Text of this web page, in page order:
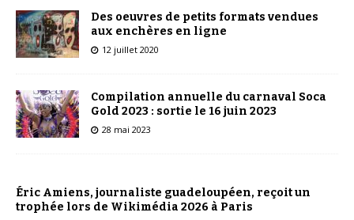
Des oeuvres de petits formats vendues
aux enchères en ligne
12 juillet 2020
Compilation annuelle du carnaval Soca
Gold 2023 : sortie le 16 juin 2023
28 mai 2023
Éric Amiens, journaliste guadeloupéen, reçoit un
trophée lors de Wikimédia 2026 à Paris